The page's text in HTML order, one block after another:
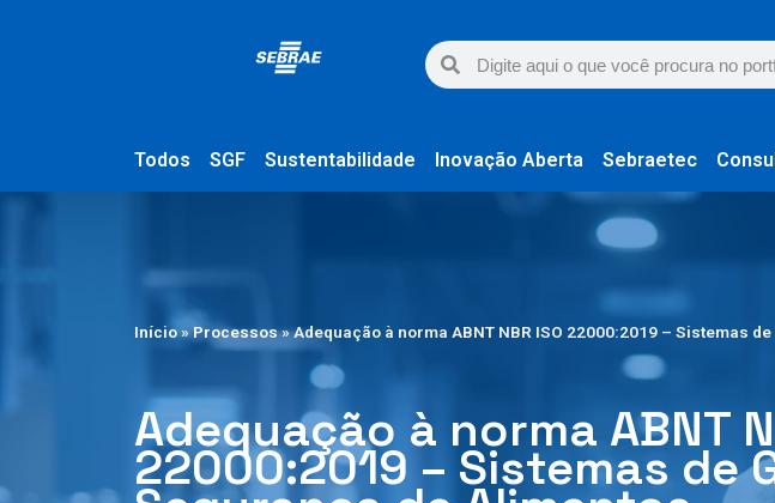
Todos SGF Sustentabilidade Inovação Aberta Sebraetec
Início»Processos»Adequação à norma ABNT NBR ISO 22000:2019 – Sistemas
Adequação à norma ABNT
22000:2019 – Sistemas de